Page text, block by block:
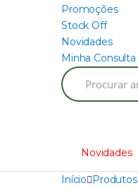
Promoções
Stock Off
Novidades
Minha Consulta
Search
for:
Novidades
Início Produtos